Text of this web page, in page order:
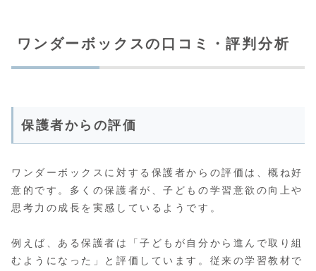
ワンダーボックスの口コミ・評判分析
保護者からの評価
ワンダーボックスに対する保護者からの評価は、概ね好
意的です。多くの保護者が、子どもの学習意欲の向上や
思考力の成長を実感しているようです。
例えば、ある保護者は「子どもが自分から進んで取り組
むようになった」と評価しています。従来の学習教材で